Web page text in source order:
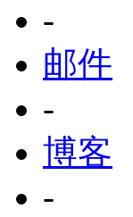
-
邮件
-
博客
-